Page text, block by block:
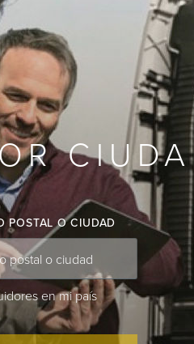
POSTAL O CIUDAD
postal o ciudad
en mi país